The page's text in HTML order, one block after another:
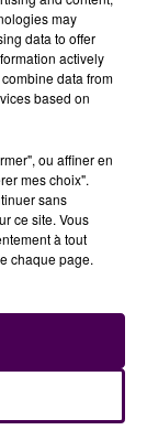
solution, bien-
avortée
ces
de fusion
Michel
pu être
code du sport
à plus de
pas
may
data to offer
actively
data from
based on
ou affiner en
mes choix".
sans
ce site. Vous
à tout
chaque page.